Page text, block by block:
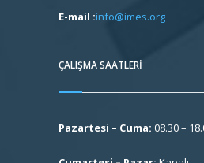
E-mail :info@imes.org
ÇALIŞMA SAATLERI
Pazartesi – Cuma: 08.30 –